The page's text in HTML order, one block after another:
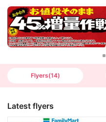
Flyers(14)
Latest flyers